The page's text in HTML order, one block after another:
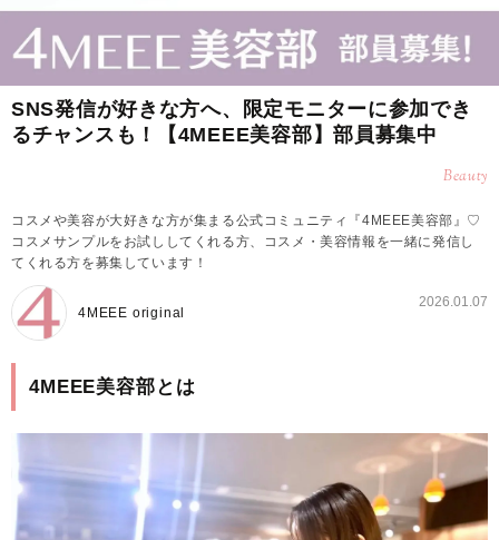
SNS発信が好きな方へ、限定モニターに参加でき
るチャンスも！【4MEEE美容部】部員募集中
Beauty
コスメや美容が大好きな方が集まる公式コミュニティ『4MEEE美容部』♡
コスメサンプルをお試ししてくれる方、コスメ・美容情報を一緒に発信し
てくれる方を募集しています！
4MEEE original
2026.01.07
4MEEE美容部とは